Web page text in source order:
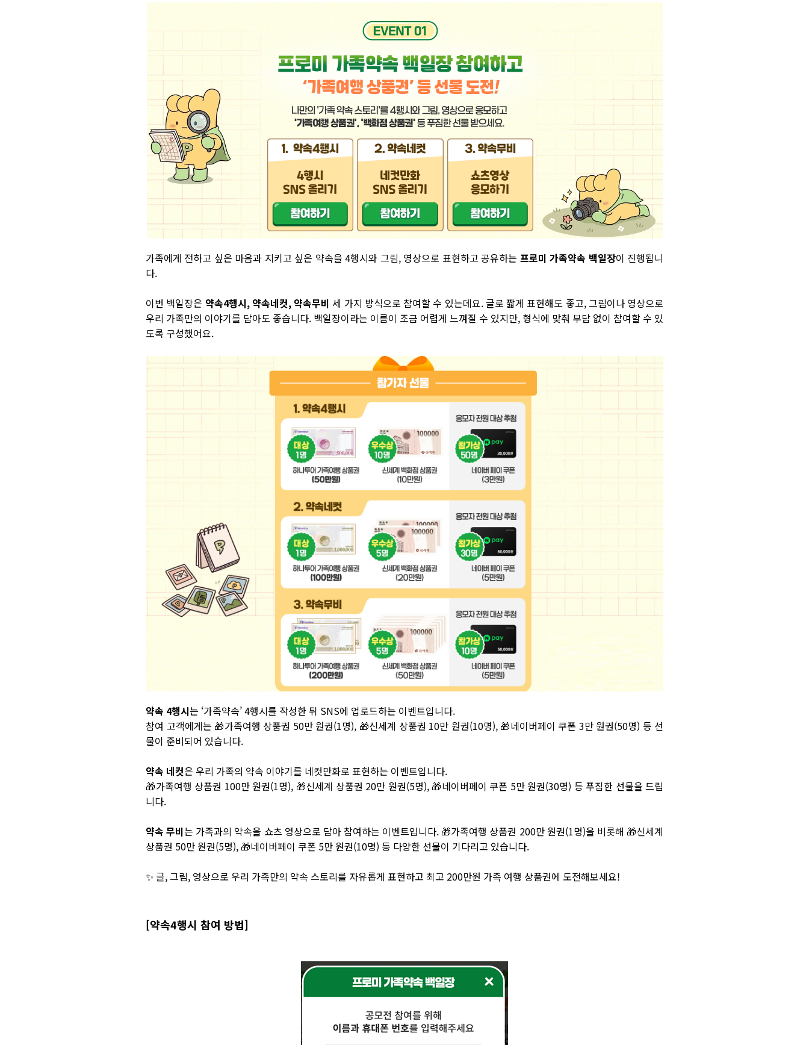
가족에게 전하고 싶은 마음과 지키고 싶은 약속을 4행시와 그림, 영상으로 표현하고 공유하는 프로미 가족약속 백일장이 진행됩니
다.
이번 백일장은 약속4행시, 약속네컷, 약속무비 세 가지 방식으로 참여할 수 있는데요. 글로 짧게 표현해도 좋고, 그림이나 영상으로
우리 가족만의 이야기를 담아도 좋습니다. 백일장이라는 이름이 조금 어렵게 느껴질 수 있지만, 형식에 맞춰 부담 없이 참여할 수 있
도록 구성했어요.
약속 4행시는 ‘가족약속’ 4행시를 작성한 뒤 SNS에 업로드하는 이벤트입니다.
참여 고객에게는 🎁가족여행 상품권 50만 원권(1명), 🎁신세계 상품권 10만 원권(10명), 🎁네이버페이 쿠폰 3만 원권(50명) 등 선
물이 준비되어 있습니다.
약속 네컷은 우리 가족의 약속 이야기를 네컷만화로 표현하는 이벤트입니다.
🎁가족여행 상품권 100만 원권(1명), 🎁신세계 상품권 20만 원권(5명), 🎁네이버페이 쿠폰 5만 원권(30명) 등 푸짐한 선물을 드립
니다.
약속 무비는 가족과의 약속을 쇼츠 영상으로 담아 참여하는 이벤트입니다. 🎁가족여행 상품권 200만 원권(1명)을 비롯해 🎁신세계
상품권 50만 원권(5명), 🎁네이버페이 쿠폰 5만 원권(10명) 등 다양한 선물이 기다리고 있습니다.
✨ 글, 그림, 영상으로 우리 가족만의 약속 스토리를 자유롭게 표현하고 최고 200만원 가족 여행 상품권에 도전해보세요!
[약속4행시 참여 방법]